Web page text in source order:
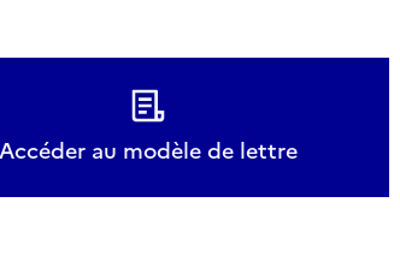
Accéder au modèle de lettre